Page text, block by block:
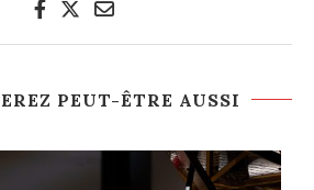
PEUT-ÊTRE AUSSI